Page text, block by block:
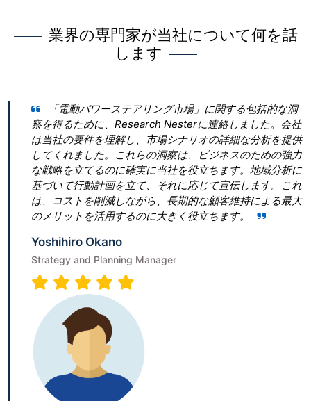
業界の専門家が当社について何を話
します
「電動パワーステアリング市場」に関する包括的な洞
得るために、Research Nesterに連絡しました。会社
社の要件を理解し、市場シナリオの詳細な分析を提供
くれました。これらの洞察は、ビジネスのための強力
略を立てるのに確実に当社を役立ちます。地域分析に
いて行動計画を立て、それに応じて宣伝します。これ
コストを削減しながら、長期的な顧客維持による最大
リットを活用するのに大きく役立ちます。
Okano
and Planning Manager
とって最
ん。 私た
ぎたいと
青写真を
は、従う
ビゲート